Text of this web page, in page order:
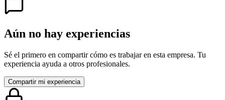
Aún no hay experiencias
Sé el primero en compartir cómo es trabajar en esta empresa. Tu
experiencia ayuda a otros profesionales.
Compartir mi experiencia